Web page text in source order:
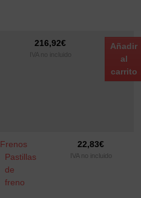
216,92€
IVA no incluido
Añadir
al
carrito
Frenos
Pastillas
de
freno
22,83€
IVA no incluido